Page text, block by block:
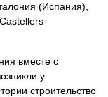
(Испания),
вместе с
у
строительство